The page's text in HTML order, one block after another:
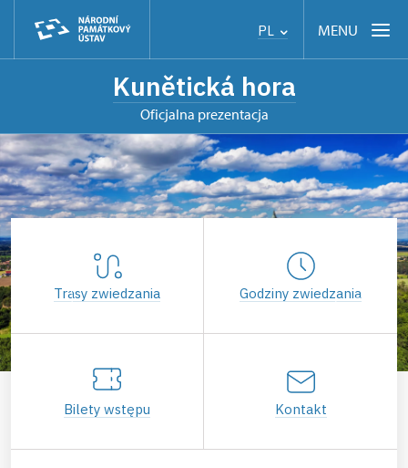
PL MENU
Kunětická hora
Oficjalna prezentacja
Trasy zwiedzania Godziny zwiedzania
Bilety wstępu Kontakt